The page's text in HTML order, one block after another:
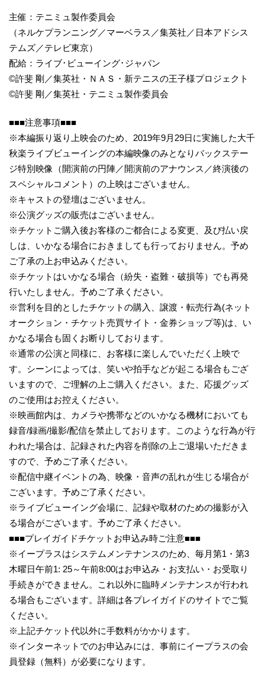
主催：テニミュ製作委員会
（ネルケプランニング／マーベラス／集英社／日本アドシス
テムズ／テレビ東京）
配給：ライブ･ビューイング･ジャパン
©許斐 剛／集英社・ＮＡＳ・新テニスの王子様プロジェクト
©許斐 剛／集英社・テニミュ製作委員会
■■■注意事項■■■
※本編振り返り上映会のため、2019年9月29日に実施した大千
秋楽ライブビューイングの本編映像のみとなりバックステー
ジ特別映像（開演前の円陣／開演前のアナウンス／終演後の
スペシャルコメント）の上映はございません。
※キャストの登壇はございません。
※公演グッズの販売はございません。
※チケットご購入後お客様のご都合による変更、及び払い戻
しは、いかなる場合におきましても行っておりません。予め
ご了承の上お申込みください。
※チケットはいかなる場合（紛失・盗難・破損等）でも再発
行いたしません。予めご了承ください。
※営利を目的としたチケットの購入、譲渡・転売行為(ネット
オークション・チケット売買サイト・金券ショップ等)は、い
かなる場合も固くお断りしております。
※通常の公演と同様に、お客様に楽しんでいただく上映で
す。シーンによっては、笑いや拍手などが起こる場合もござ
いますので、ご理解の上ご購入ください。また、応援グッズ
のご使用はお控えください。
※映画館内は、カメラや携帯などのいかなる機材においても
録音/録画/撮影/配信を禁止しております。このような行為が行
われた場合は、記録された内容を削除の上ご退場いただきま
すので、予めご了承ください。
※配信中継イベントの為、映像・音声の乱れが生じる場合が
ございます。予めご了承ください。
※ライブビューイング会場に、記録や取材のための撮影が入
る場合がございます。予めご了承ください。
■■■プレイガイドチケットお申込み時ご注意■■■
※イープラスはシステムメンテナンスのため、毎月第1・第3
木曜日午前1: 25～午前8:00はお申込み・お支払い・お受取り
手続きができません。これ以外に臨時メンテナンスが行われ
る場合もございます。詳細は各プレイガイドのサイトでご覧
ください。
※上記チケット代以外に手数料がかかります。
※インターネットでのお申込みには、事前にイープラスの会
員登録（無料）が必要になります。